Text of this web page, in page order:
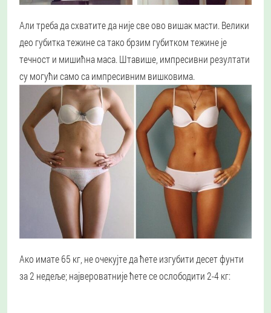
Али треба да схватите да није све ово вишак масти. Велики
део губитка тежине са тако брзим губитком тежине је
течност и мишићна маса. Штавише, импресивни резултати
су могући само са импресивним вишковима.
Ако имате 65 кг, не очекујте да ћете изгубити десет фунти
за 2 недеље; највероватније ћете се ослободити 2-4 кг: